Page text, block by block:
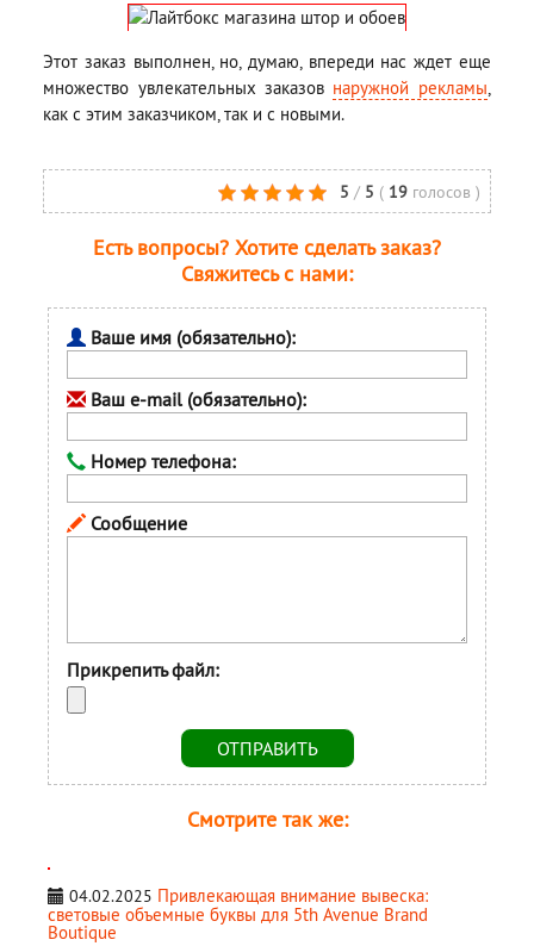
Этот заказ выполнен, но, думаю, впереди нас ждет еще
множество увлекательных заказов наружной рекламы,
как с этим заказчиком, так и с новыми.
5 / 5 ( 19 голосов)
Есть вопросы? Хотите сделать заказ?
Свяжитесь с нами:
Ваше имя (обязательно):
Ваш e-mail (обязательно):
Номер телефона:
Сообщение
Прикрепить файл:
Смотрите так же:
04.02.2025 Привлекающая внимание вывеска:
световые объемные буквы для 5th Avenue Brand
Boutique